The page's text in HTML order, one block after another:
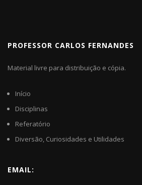
PROFESSOR CARLOS FERNANDES
Material livre para distribuição e cópia.
Início
Disciplinas
Referatório
Diversão, Curiosidades e Utilidades
EMAIL: